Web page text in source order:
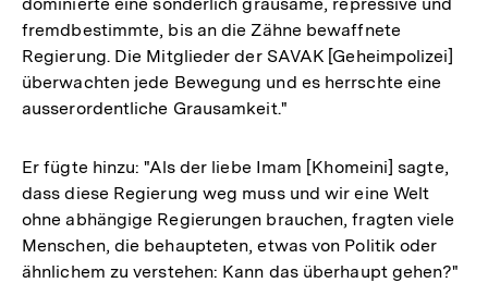
fremdbestimmte, bis an die Zähne bewaffnete
Regierung. Die Mitglieder der SAVAK [Geheimpolizei]
überwachten jede Bewegung und es herrschte eine
ausserordentliche Grausamkeit."
Er fügte hinzu: "Als der liebe Imam [Khomeini] sagte,
dass diese Regierung weg muss und wir eine Welt
ohne abhängige Regierungen brauchen, fragten viele
Menschen, die behaupteten, etwas von Politik oder
ähnlichem zu verstehen: Kann das überhaupt gehen?"